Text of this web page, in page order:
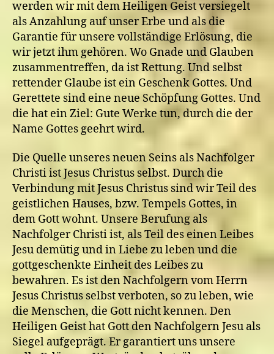
werden wir mit dem Heiligen Geist versiegelt
als Anzahlung auf unser Erbe und als die
Garantie für unsere vollständige Erlösung, die
wir jetzt ihm gehören. Wo Gnade und Glauben
zusammentreffen, da ist Rettung. Und selbst
rettender Glaube ist ein Geschenk Gottes. Und
Gerettete sind eine neue Schöpfung Gottes. Und
die hat ein Ziel: Gute Werke tun, durch die der
Name Gottes geehrt wird.
Die Quelle unseres neuen Seins als Nachfolger
Christi ist Jesus Christus selbst. Durch die
Verbindung mit Jesus Christus sind wir Teil des
geistlichen Hauses, bzw. Tempels Gottes, in
dem Gott wohnt. Unsere Berufung als
Nachfolger Christi ist, als Teil des einen Leibes
Jesu demütig und in Liebe zu leben und die
gottgeschenkte Einheit des Leibes zu
bewahren. Es ist den Nachfolgern vom Herrn
Jesus Christus selbst verboten, so zu leben, wie
die Menschen, die Gott nicht kennen. Den
Heiligen Geist hat Gott den Nachfolgern Jesu als
Siegel aufgeprägt. Er garantiert uns unsere